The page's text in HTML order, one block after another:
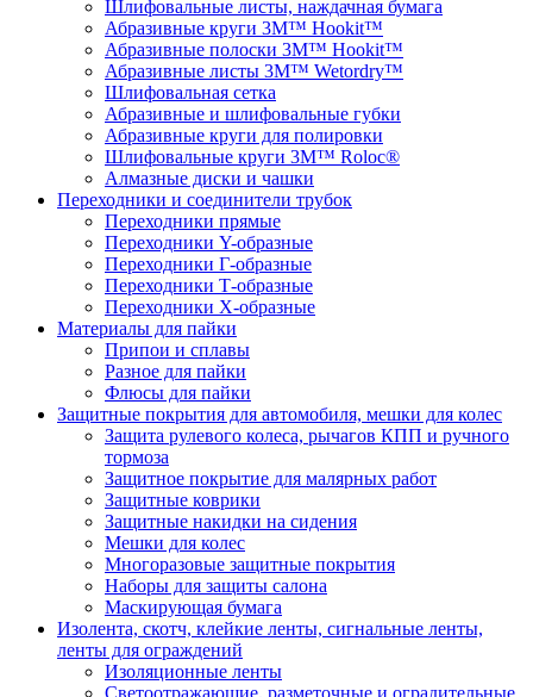
Шлифовальные листы, наждачная бумага
Абразивные круги 3M™ Hookit™
Абразивные полоски 3M™ Hookit™
Абразивные листы 3M™ Wetordry™
Шлифовальная сетка
Абразивные и шлифовальные губки
Абразивные круги для полировки
Шлифовальные круги 3M™ Roloc®
Алмазные диски и чашки
Переходники и соединители трубок
Переходники прямые
Переходники Y-образные
Переходники Г-образные
Переходники Т-образные
Переходники Х-образные
Материалы для пайки
Припои и сплавы
Разное для пайки
Флюсы для пайки
Защитные покрытия для автомобиля, мешки для колес
Защита рулевого колеса, рычагов КПП и ручного
тормоза
Защитное покрытие для малярных работ
Защитные коврики
Защитные накидки на сидения
Мешки для колес
Многоразовые защитные покрытия
Наборы для защиты салона
Маскирующая бумага
Изолента, скотч, клейкие ленты, сигнальные ленты,
ленты для ограждений
Изоляционные ленты
Светоотражающие, разметочные и оградительные